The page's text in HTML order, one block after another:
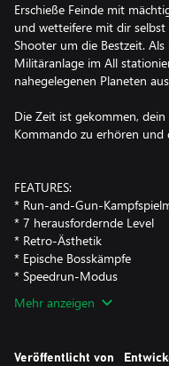
Erschieße Feinde mit
und wetteifere mit dir
Shooter um die Bestzeit.
Militäranlage im All
nahegelegenen Planeten
Die Zeit ist gekommen,
Kommando zu erhören und
FEATURES:
* Run-and-Gun-
* 7 herausfordernde Level
* Retro-Ästhetik
* Epische Bosskämpfe
* Speedrun-Modus
Mehr anzeigen
Veröffentlicht von